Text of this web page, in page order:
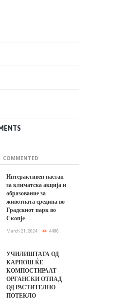
COMMENTED
Интерактивен настан
за климатска акција и
образование за
животната средина во
Градскиот парк во
Скопје
March 21, 2024 4400
УЧИЛИШТАТА ОД
КАРПОШ ЌЕ
КОМПОСТИРААТ
ОРГАНСКИ ОТПАД
ОД РАСТИТЕЛНО
ПОТЕКЛО